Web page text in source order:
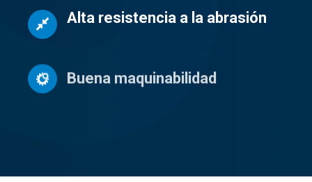
Alta resistencia a la abrasión
Buena maquinabilidad